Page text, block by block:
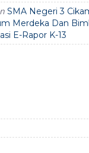
SMA Negeri 3
Merdeka Dan
E-Rapor K-13